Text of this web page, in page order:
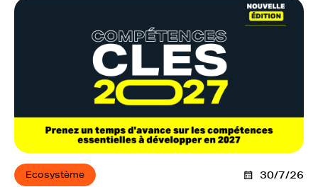
Ecosystème 30/7/26